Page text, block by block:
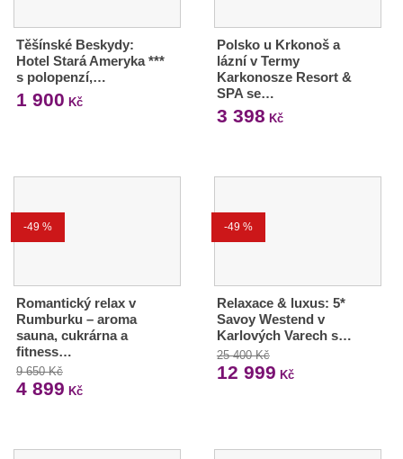
Těšínské Beskydy:
Hotel Stará Ameryka ***
s polopenzí,…
1 900 Kč
Polsko u Krkonoš a
lázní v Termy
Karkonosze Resort &
SPA se…
3 398 Kč
-49 %
Romantický relax v
Rumburku – aroma
sauna, cukrárna a
fitness…
9 650 Kč
4 899 Kč
-49 %
Relaxace & luxus: 5*
Savoy Westend v
Karlových Varech s…
25 400 Kč
12 999 Kč